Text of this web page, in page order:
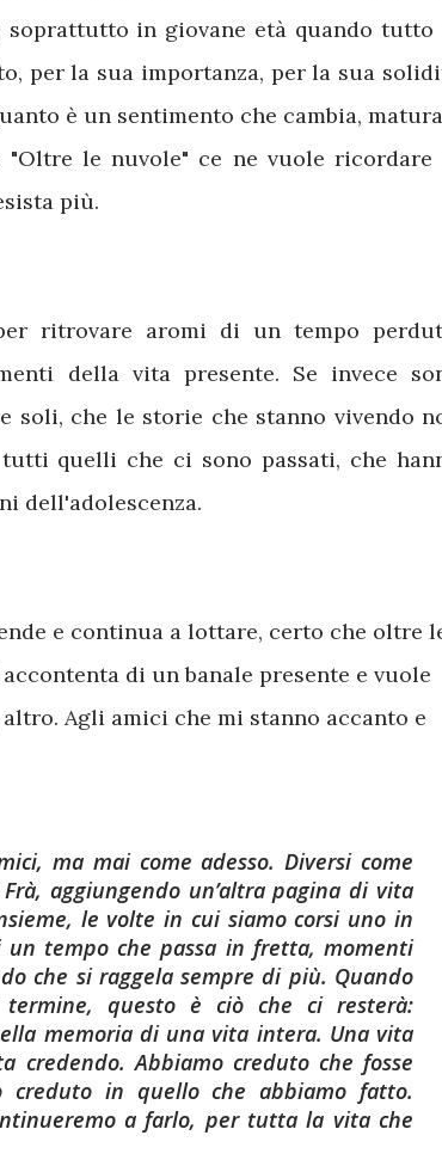
soprattutto in giovane età quando tutto
per la sua importanza, per la sua
è un sentimento che cambia,
le nuvole" ce ne vuole ricordare
più.
ritrovare aromi di un tempo
della vita presente. Se invece
soli, che le storie che stanno vivendo
quelli che ci sono passati, che
dell'adolescenza.
e continua a lottare, certo che oltre
di un banale presente e vuole
Agli amici che mi stanno accanto e
ma mai come adesso. Diversi come
aggiungendo un’altra pagina di vita
le volte in cui siamo corsi uno in
tempo che passa in fretta, momenti
che si raggela sempre di più. Quando
questo è ciò che ci resterà:
memoria di una vita intera. Una vita
credendo. Abbiamo creduto che fosse
creduto in quello che abbiamo fatto.
a farlo, per tutta la vita che